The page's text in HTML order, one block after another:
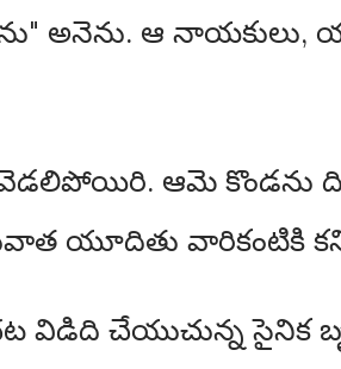
అనెను. ఆ నాయకులు,
ఆమె కొండను
యూదితు వారికంటికి
విడిది చేయుచున్న సైనిక